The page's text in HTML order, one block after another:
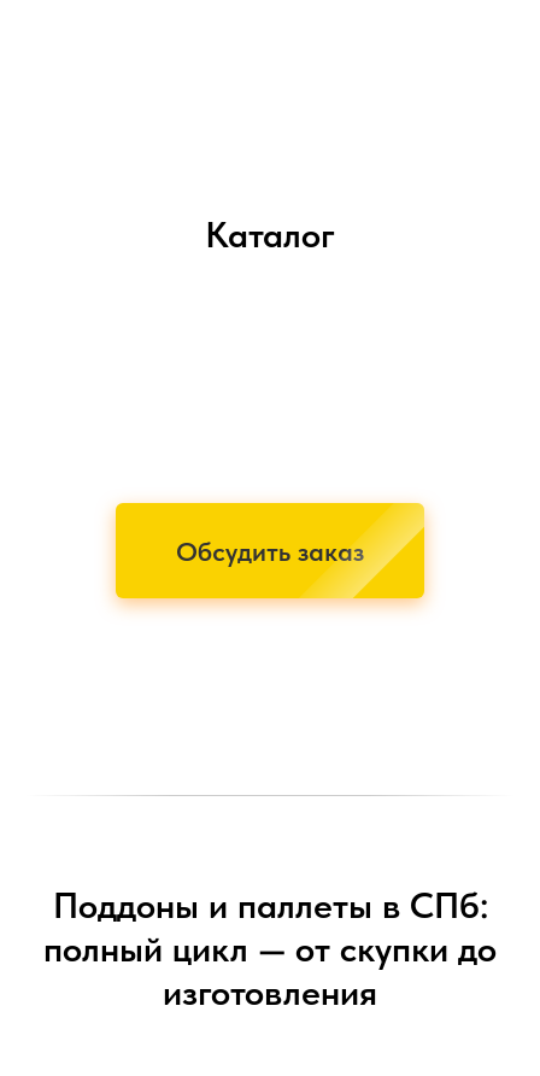
Каталог
Обсудить заказ
Поддоны и паллеты в СПб:
полный цикл — от скупки до
изготовления